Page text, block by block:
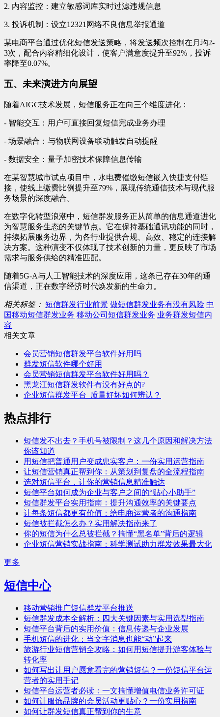
2. 内容监控：建立敏感词库实时过滤违规信息
3. 投诉机制：设立12321网络不良信息举报通道
某电商平台通过优化短信发送策略，将发送频次控制在月均2-
3次，配合内容精细化设计，使客户满意度提升至92%，投诉
率降至0.07%。
五、未来演进方向展望
随着AIGC技术发展，短信服务正在向三个维度进化：
- 智能交互：用户可直接回复短信完成业务办理
- 场景融合：与物联网设备联动触发自动提醒
- 数据安全：量子加密技术保障信息传输
在某智慧城市试点项目中，水电费催缴短信嵌入快捷支付链
接，使线上缴费比例提升至79%，展现传统通信技术与现代服
务场景的深度融合。
在数字化转型浪潮中，短信群发服务正从简单的信息通道进化
为智慧服务生态的关键节点。它在保持基础通讯功能的同时，
持续拓展服务边界，为各行业提供合规、高效、稳定的连接解
决方案。这种演变不仅体现了技术创新的力量，更反映了市场
需求与服务供给的精准匹配。
随着5G-A与人工智能技术的深度应用，这条已存在30年的通
信渠道，正在数字经济时代焕发新的生命力。
相关标签： 短信群发行业前景 做短信群发业务有没有风险 中
国移动短信群发业务 移动公司短信群发业务 业务群发短信内
容
相关文章
会员营销短信群发平台软件好用吗
群发短信软件哪个好用
会员营销短信群发平台软件好用吗？
黑龙江短信群发软件有没有好点的?
企业短信群发平台_质量好坏如何辨认？
热点排行
短信发不出去？手机号被限制？这几个原因和解决方法
你该知道
用短信把普通用户变成忠实客户：一份实用运营指南
让短信营销真正帮到你：从策划到复盘的全流程指南
选对短信平台，让你的营销信息精准触达
短信平台如何成为企业与客户之间的“贴心小助手”
短信群发平台实用指南：提升沟通效率的关键要点
让每条短信都更有价值：给电商运营者的沟通指南
短信被拦截怎么办？实用解决指南来了
你的短信为什么总被拦截？搞懂“黑名单”背后的逻辑
企业短信营销实战指南：科学测试助力群发效果最大化
更多
短信中心
移动营销推广短信群发平台推送
短信群发成本全解析：四大关键因素与实用选型指南
短信平台背后的实用价值：信息传递与企业发展
手机短信的进化：当文字消息也能“动”起来
旅游行业短信营销全攻略：如何用短信提升游客体验与
转化率
如何写出让用户愿意看完的营销短信？一份短信平台运
营者的实用手记
短信平台运营者必读：一文搞懂增值电信业务许可证
如何让服饰品牌的会员活动更贴心？一份实用指南
如何让群发短信真正帮到你的生意